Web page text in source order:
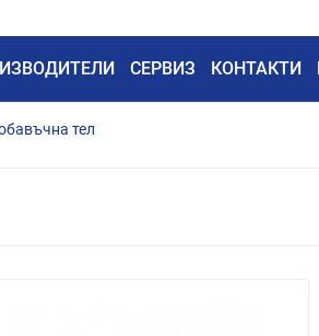
СЕРВИЗ КОНТАКТИ
тел